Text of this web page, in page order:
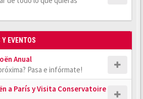
EVENTOS
Anual
Pasa e infórmate!
a París y Visita Conservatoire